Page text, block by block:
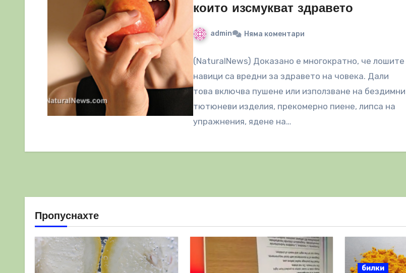
които изсмукват здравето
admin Няма коментари
(NaturalNews) Доказано е многократно, че лошите
навици са вредни за здравето на човека. Дали
това включва пушене или използване на бездимни
тютюневи изделия, прекомерно пиене, липса на
упражнения, ядене на…
Пропуснахте
билки